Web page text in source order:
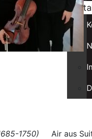
1750)
Air aus